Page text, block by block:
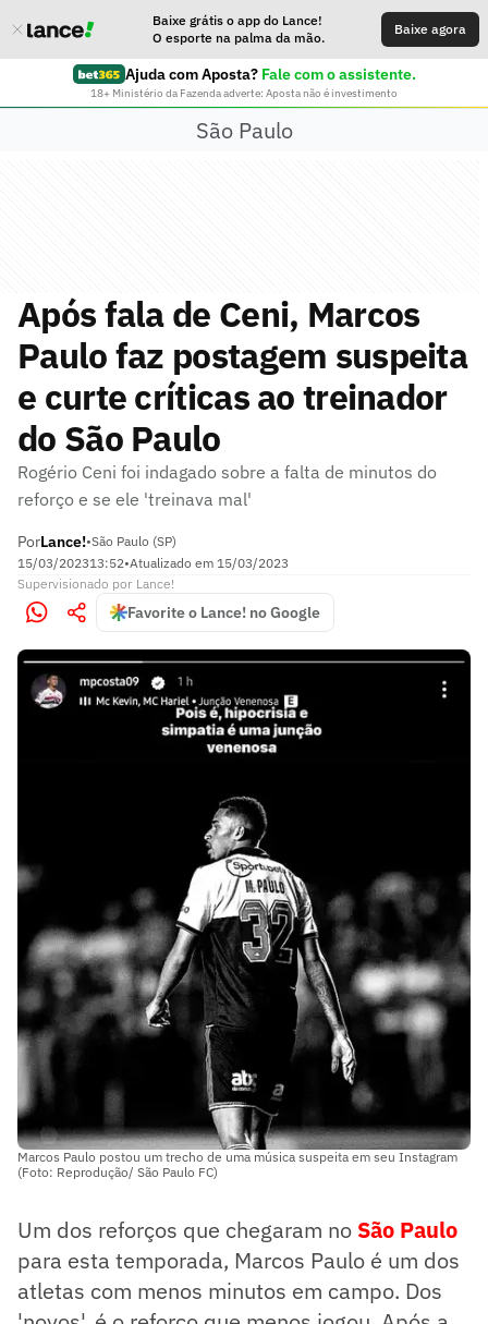
Baixe grátis o app do Lance!
O esporte na palma da mão.
Baixe agora
Ajuda com Aposta? Fale com o assistente.
18+ Ministério da Fazenda adverte: Aposta não é investimento
São Paulo
Após fala de Ceni, Marcos
Paulo faz postagem suspeita
e curte críticas ao treinador
do São Paulo
Rogério Ceni foi indagado sobre a falta de minutos do
reforço e se ele 'treinava mal'
PorLance!•São Paulo (SP)
15/03/202313:52•Atualizado em 15/03/2023
Supervisionado por Lance!
Favorite o Lance! no Google
Marcos Paulo postou um trecho de uma música suspeita em seu Instagram
(Foto: Reprodução/ São Paulo FC)
Um dos reforços que chegaram no São Paulo
para esta temporada, Marcos Paulo é um dos
atletas com menos minutos em campo. Dos